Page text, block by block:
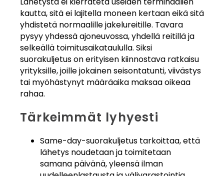
kautta, sitä ei lajitella moneen kertaan eikä sitä
yhdistetä normaalille jakelureitille. Tavara
pysyy yhdessä ajoneuvossa, yhdellä reitillä ja
selkeällä toimitusaikataululla. Siksi
suorakuljetus on erityisen kiinnostava ratkaisu
yrityksille, joille jokainen seisontatunti, viivästys
tai myöhästynyt määräaika maksaa oikeaa
rahaa.
Tärkeimmät lyhyesti
Same-day-suorakuljetus tarkoittaa, että
lähetys noudetaan ja toimitetaan
samana päivänä, yleensä ilman